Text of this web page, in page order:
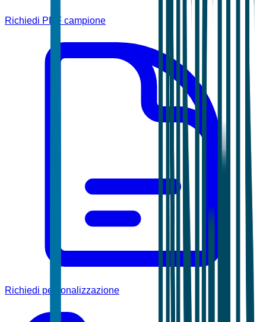
Richiedi PDF campione
Richiedi personalizzazione